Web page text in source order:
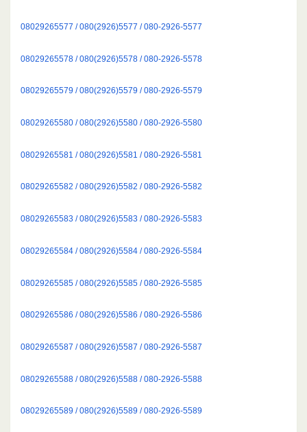
08029265577 / 080(2926)5577 / 080-2926-5577
08029265578 / 080(2926)5578 / 080-2926-5578
08029265579 / 080(2926)5579 / 080-2926-5579
08029265580 / 080(2926)5580 / 080-2926-5580
08029265581 / 080(2926)5581 / 080-2926-5581
08029265582 / 080(2926)5582 / 080-2926-5582
08029265583 / 080(2926)5583 / 080-2926-5583
08029265584 / 080(2926)5584 / 080-2926-5584
08029265585 / 080(2926)5585 / 080-2926-5585
08029265586 / 080(2926)5586 / 080-2926-5586
08029265587 / 080(2926)5587 / 080-2926-5587
08029265588 / 080(2926)5588 / 080-2926-5588
08029265589 / 080(2926)5589 / 080-2926-5589